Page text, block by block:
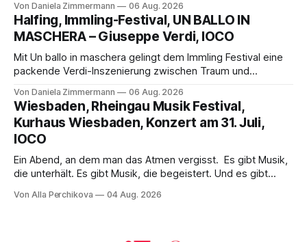
Aufführung mit starken Solisten und den Wiener
Philharmonikern, szenisch bleibt der zweite Akt jedoch
hinter den Erwartungen zurück.
Von Daniela Zimmermann 06 Aug. 2026
Halfing, Immling-Festival, UN BALLO IN
MASCHERA – Giuseppe Verdi, IOCO
Mit Un ballo in maschera gelingt dem Immling Festival eine
packende Verdi-Inszenierung zwischen Traum und
psychologische Tiefe mit starken Bildern, getragen von
einem spielfreudigen Ensemble und einer musikalisch
überzeugenden Gesamtleistung.
Von Daniela Zimmermann 06 Aug. 2026
Wiesbaden, Rheingau Musik Festival,
Kurhaus Wiesbaden, Konzert am 31. Juli,
IOCO
Ein Abend, an dem man das Atmen vergisst. Es gibt Musik,
die unterhält. Es gibt Musik, die begeistert. Und es gibt
Genau so war der Abend im Kurhaus Wiesbaden, an dem
Von Alla Perchikova 04 Aug. 2026